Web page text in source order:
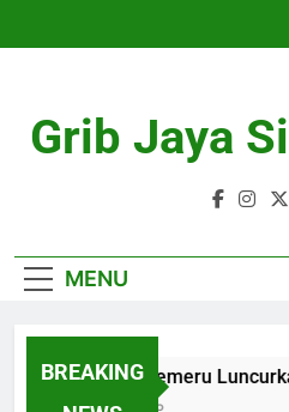
Grib Jaya
MENU
BREAKING
Gunung Semeru Luncurkan
4 Months Ago